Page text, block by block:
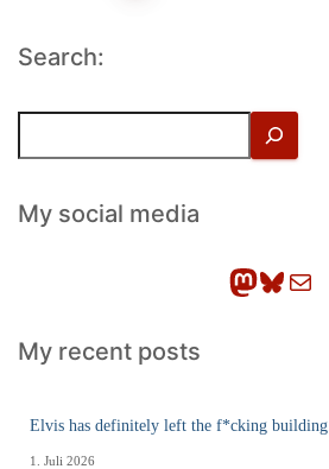
Search:
h
eMy social media
Mastodon Bluesky E-Mail
My recent posts
Elvis has definitely left the f*cking building
1. Juli 2026